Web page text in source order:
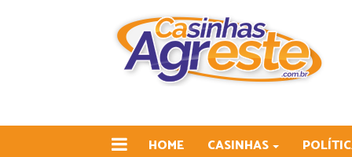
HOME CASINHAS